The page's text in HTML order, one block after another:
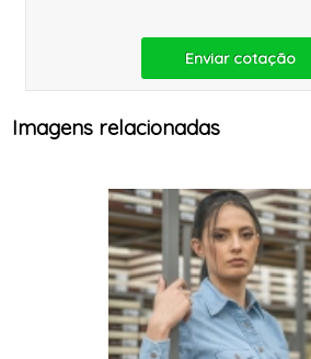
Enviar cotação
Imagens relacionadas